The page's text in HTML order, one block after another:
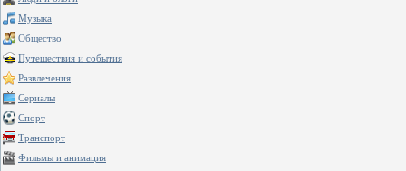
Музыка
Общество
Путешествия и события
Развлечения
Сериалы
Спорт
Транспорт
Фильмы и анимация